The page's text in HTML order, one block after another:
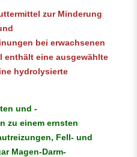
zur Minderung
bei erwachsenen
enthält eine ausgewählte
hydrolysierte
und -
zu einem ernsten
Fell- und
Magen-Darm-